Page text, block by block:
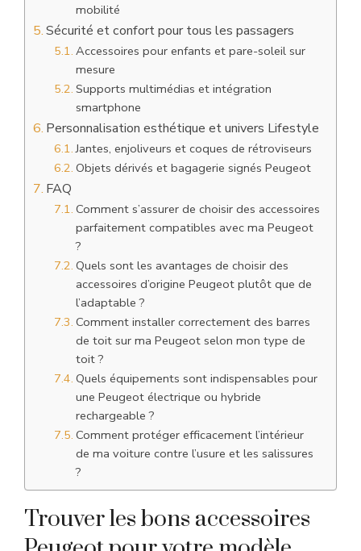
mobilité
Sécurité et confort pour tous les passagers
Accessoires pour enfants et pare-soleil sur
mesure
Supports multimédias et intégration
smartphone
Personnalisation esthétique et univers Lifestyle
Jantes, enjoliveurs et coques de rétroviseurs
Objets dérivés et bagagerie signés Peugeot
FAQ
Comment s’assurer de choisir des accessoires
parfaitement compatibles avec ma Peugeot
?
Quels sont les avantages de choisir des
accessoires d’origine Peugeot plutôt que de
l’adaptable ?
Comment installer correctement des barres
de toit sur ma Peugeot selon mon type de
toit ?
Quels équipements sont indispensables pour
une Peugeot électrique ou hybride
rechargeable ?
Comment protéger efficacement l’intérieur
de ma voiture contre l’usure et les salissures
?
Trouver les bons accessoires